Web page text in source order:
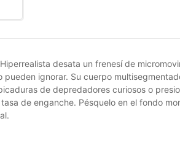
desata un frenesí de
pueden ignorar. Su cuerpo
de depredadores curiosos o
de enganche. Pésquelo en el fondo